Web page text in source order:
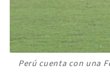
Perú cuenta con una